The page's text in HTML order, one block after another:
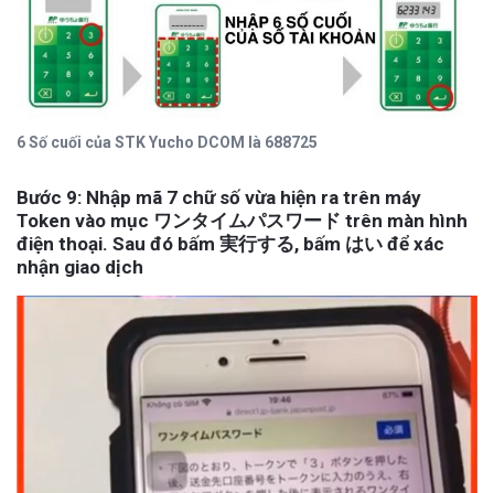
6 Số cuối của STK Yucho DCOM là 688725
Bước 9: Nhập mã 7 chữ số vừa hiện ra trên máy
Token vào mục ワンタイムパスワード trên màn hình
điện thoại. Sau đó bấm 実行する, bấm はい để xác
nhận giao dịch